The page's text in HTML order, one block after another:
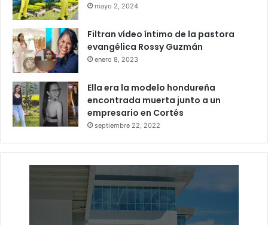
mayo 2, 2024
Filtran vídeo íntimo de la pastora
evangélica Rossy Guzmán
enero 8, 2023
Ella era la modelo hondureña
encontrada muerta junto a un
empresario en Cortés
septiembre 22, 2022